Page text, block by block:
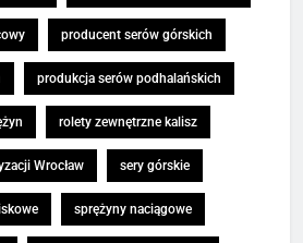
producent serów górskich
produkcja serów podhalańskich
rolety zewnętrzne kalisz
Wrocław sery górskie
sprężyny naciągowe